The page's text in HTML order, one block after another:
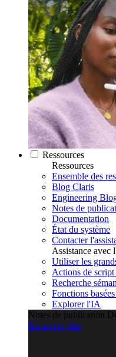
Ressources
Ressources
Ensemble des
Blog Claris
Engineering
Notes de
Documentation
État du système
Contacter
Assistance avec
Utiliser les
Actions de
Recherche
Fonctions
Explorer l'IA
Notes de publication
En savoir plus